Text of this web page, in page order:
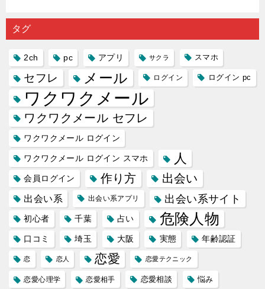
り会った
人に軽...
するので
プリの内
る人に恋
雑で素人
タグ
2ch pc アプリ サクラ スマホ
セフレ メール ログイン ログイン pc
ワクワクメール
ワクワクメール セフレ
ワクワクメール ログイン
ワクワクメール ログイン スマホ 人
会員ログイン 作り方 出会い
出会い系 出会い系アプリ 出会い系サイト
初心者 千葉 占い 危険人物
口コミ 埼玉 大阪 実態 年齢認証
恋 恋人 恋愛 恋愛テクニック
恋愛心理学 恋愛相手 恋愛相談 悩み